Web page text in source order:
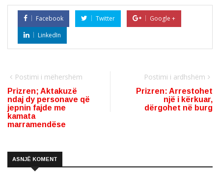
Facebook Twitter
Google +
LinkedIn
Postimi i mëhershëm
Prizren; Aktakuzë
ndaj dy personave që
jepnin fajde me
kamata
marramendëse
Postimi i ardhshëm
Prizren: Arrestohet
një i kërkuar,
dërgohet në burg
ASNJË KOMENT